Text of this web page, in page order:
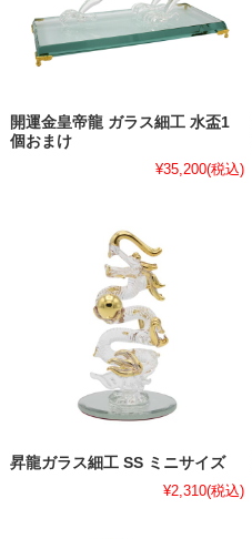
開運金皇帝龍 ガラス細工 水盃1
個おまけ
¥35,200(税込)
昇龍ガラス細工 SS ミニサイズ
¥2,310(税込)